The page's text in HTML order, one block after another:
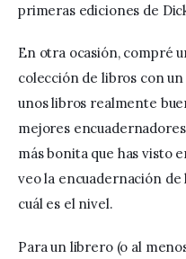
primeras ediciones de
En otra ocasión, compré
colección de libros con
unos libros realmente
mejores
más bonita que has visto
veo la encuadernación
cuál es el nivel.
Para un librero (o al